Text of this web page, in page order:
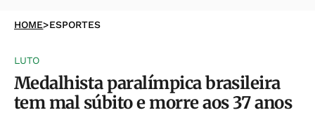
HOME>ESPORTES
LUTO
Medalhista paralímpica brasileira
tem mal súbito e morre aos 37 anos